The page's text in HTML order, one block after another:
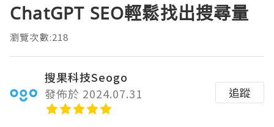
ChatGPT SEO輕鬆找出搜尋量
瀏覽次數:218
搜果科技Seogo
發佈於 2024.07.31
追蹤